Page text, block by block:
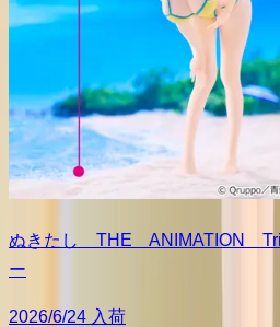
ぬきたし THE ANIMATION
ー
2026/6/24 入荷